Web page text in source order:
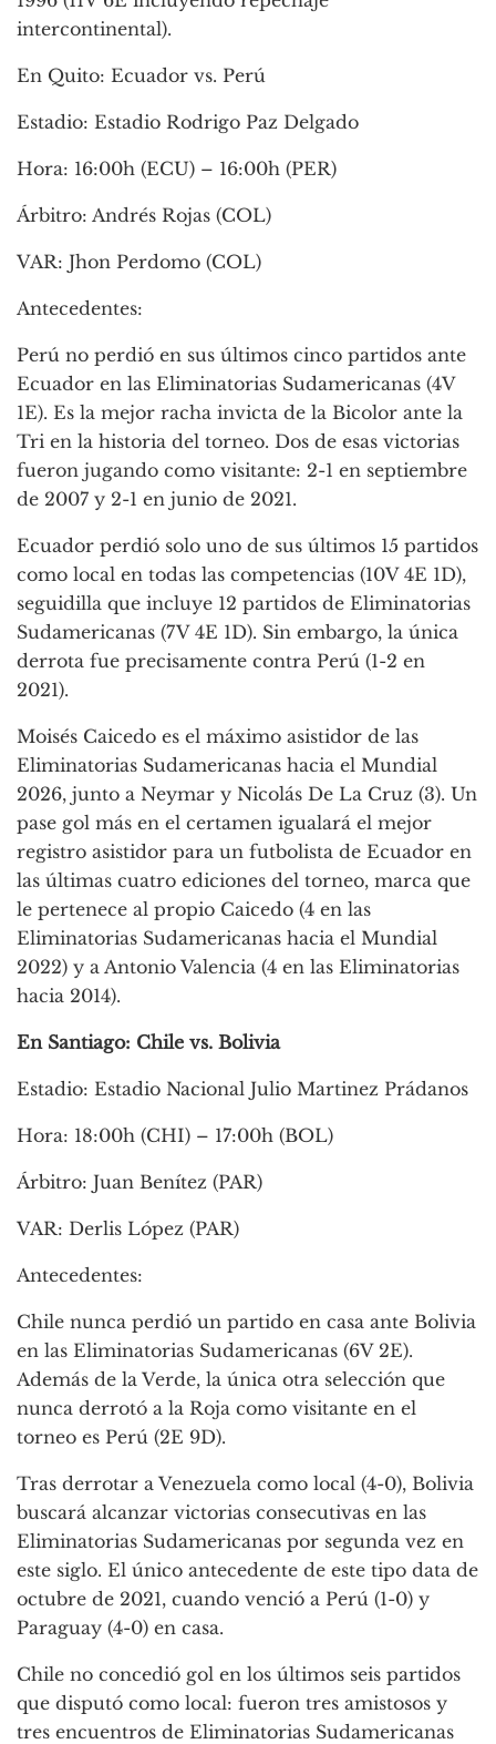
intercontinental).
En Quito: Ecuador vs. Perú
Estadio: Estadio Rodrigo Paz Delgado
Hora: 16:00h (ECU) – 16:00h (PER)
Árbitro: Andrés Rojas (COL)
VAR: Jhon Perdomo (COL)
Antecedentes:
Perú no perdió en sus últimos cinco partidos ante
Ecuador en las Eliminatorias Sudamericanas (4V
1E). Es la mejor racha invicta de la Bicolor ante la
Tri en la historia del torneo. Dos de esas victorias
fueron jugando como visitante: 2-1 en septiembre
de 2007 y 2-1 en junio de 2021.
Ecuador perdió solo uno de sus últimos 15 partidos
como local en todas las competencias (10V 4E 1D),
seguidilla que incluye 12 partidos de Eliminatorias
Sudamericanas (7V 4E 1D). Sin embargo, la única
derrota fue precisamente contra Perú (1-2 en
2021).
Moisés Caicedo es el máximo asistidor de las
Eliminatorias Sudamericanas hacia el Mundial
2026, junto a Neymar y Nicolás De La Cruz (3). Un
pase gol más en el certamen igualará el mejor
registro asistidor para un futbolista de Ecuador en
las últimas cuatro ediciones del torneo, marca que
le pertenece al propio Caicedo (4 en las
Eliminatorias Sudamericanas hacia el Mundial
2022) y a Antonio Valencia (4 en las Eliminatorias
hacia 2014).
En Santiago: Chile vs. Bolivia
Estadio: Estadio Nacional Julio Martinez Prádanos
Hora: 18:00h (CHI) – 17:00h (BOL)
Árbitro: Juan Benítez (PAR)
VAR: Derlis López (PAR)
Antecedentes:
Chile nunca perdió un partido en casa ante Bolivia
en las Eliminatorias Sudamericanas (6V 2E).
Además de la Verde, la única otra selección que
nunca derrotó a la Roja como visitante en el
torneo es Perú (2E 9D).
Tras derrotar a Venezuela como local (4-0), Bolivia
buscará alcanzar victorias consecutivas en las
Eliminatorias Sudamericanas por segunda vez en
este siglo. El único antecedente de este tipo data de
octubre de 2021, cuando venció a Perú (1-0) y
Paraguay (4-0) en casa.
Chile no concedió gol en los últimos seis partidos
que disputó como local: fueron tres amistosos y
tres encuentros de Eliminatorias Sudamericanas